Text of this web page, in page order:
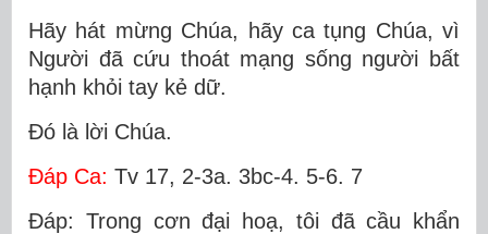
Hãy hát mừng Chúa, hãy ca tụng Chúa, vì
Người đã cứu thoát mạng sống người bất
hạnh khỏi tay kẻ dữ.
Ðó là lời Chúa.
Ðáp Ca: Tv 17, 2-3a. 3bc-4. 5-6. 7
Ðáp: Trong cơn đại hoạ, tôi đã cầu khẩn